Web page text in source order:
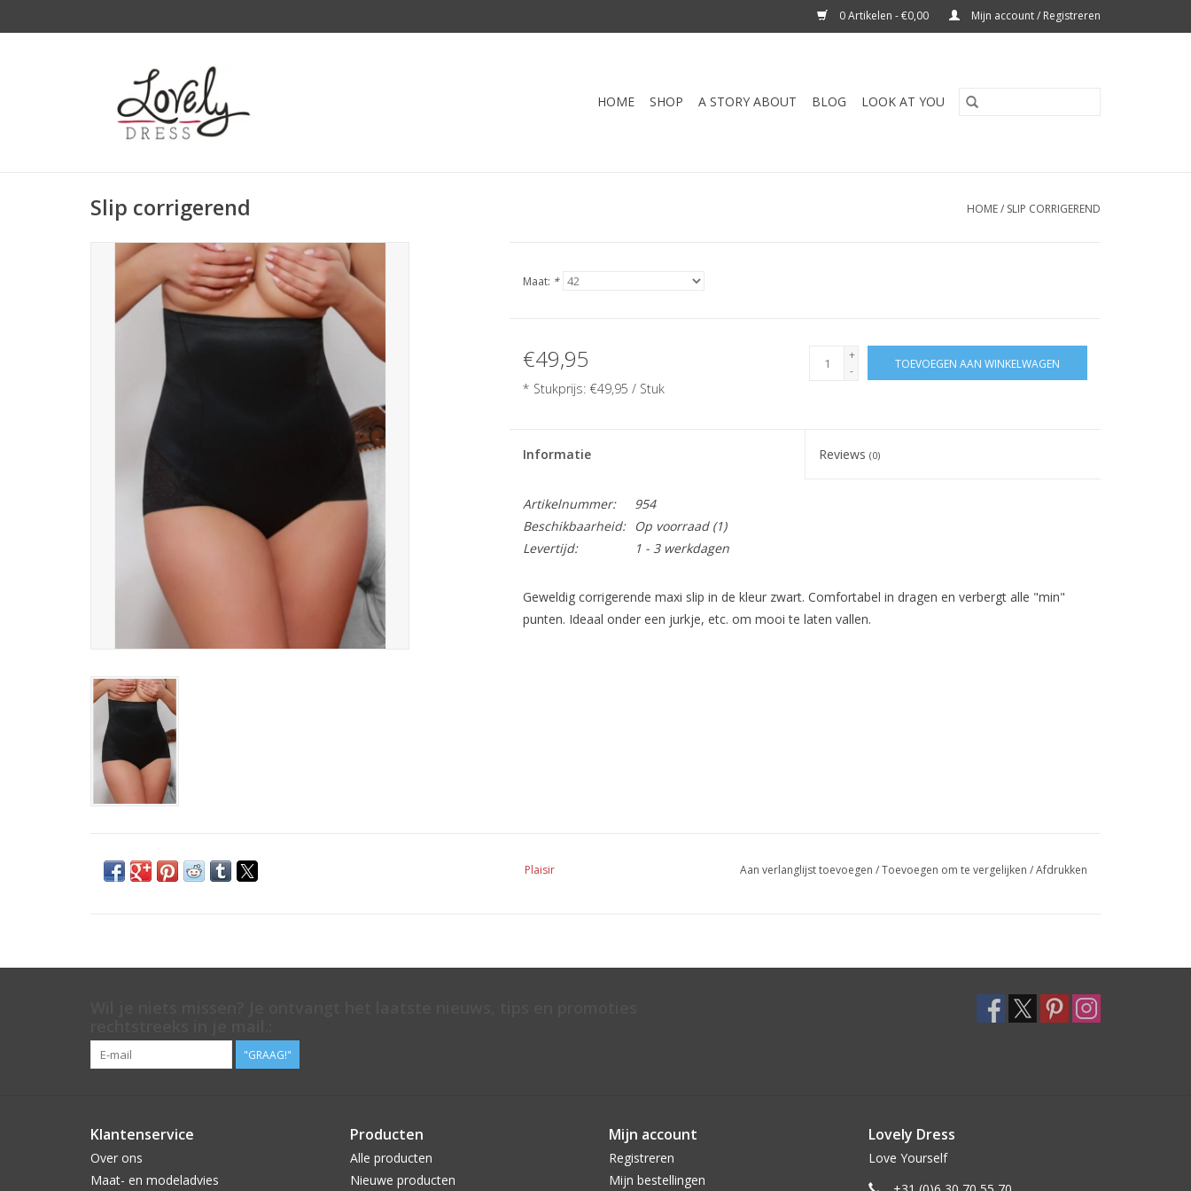
0 Artikelen - €0,00 Mijn account / Registreren
HOME SHOP A STORY ABOUT BLOG LOOK AT YOU
Slip corrigerend HOME/ SLIP CORRIGEREND
Maat: *
€49,95
* Stukprijs: €49,95 / Stuk
+
-
TOEVOEGEN AAN WINKELWAGEN
Informatie Reviews(0)
Artikelnummer:
954
Beschikbaarheid:
Op voorraad(1)
Levertijd:
1 - 3 werkdagen
Geweldig corrigerende maxi slip in de kleur zwart. Comfortabel in dragen en verbergt alle "min"
punten. Ideaal onder een jurkje, etc. om mooi te laten vallen.
Plaisir Aan verlanglijst toevoegen /Toevoegen om te vergelijken /Afdrukken
"GRAAG!"
Klantenservice
Over ons
Maat- en modeladvies
Producten
Alle producten
Nieuwe producten
Mijn account
Registreren
Mijn bestellingen
Lovely Dress
Love Yourself